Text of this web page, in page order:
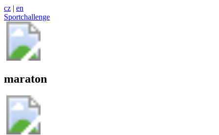
cz | en
Sportchallenge
maraton